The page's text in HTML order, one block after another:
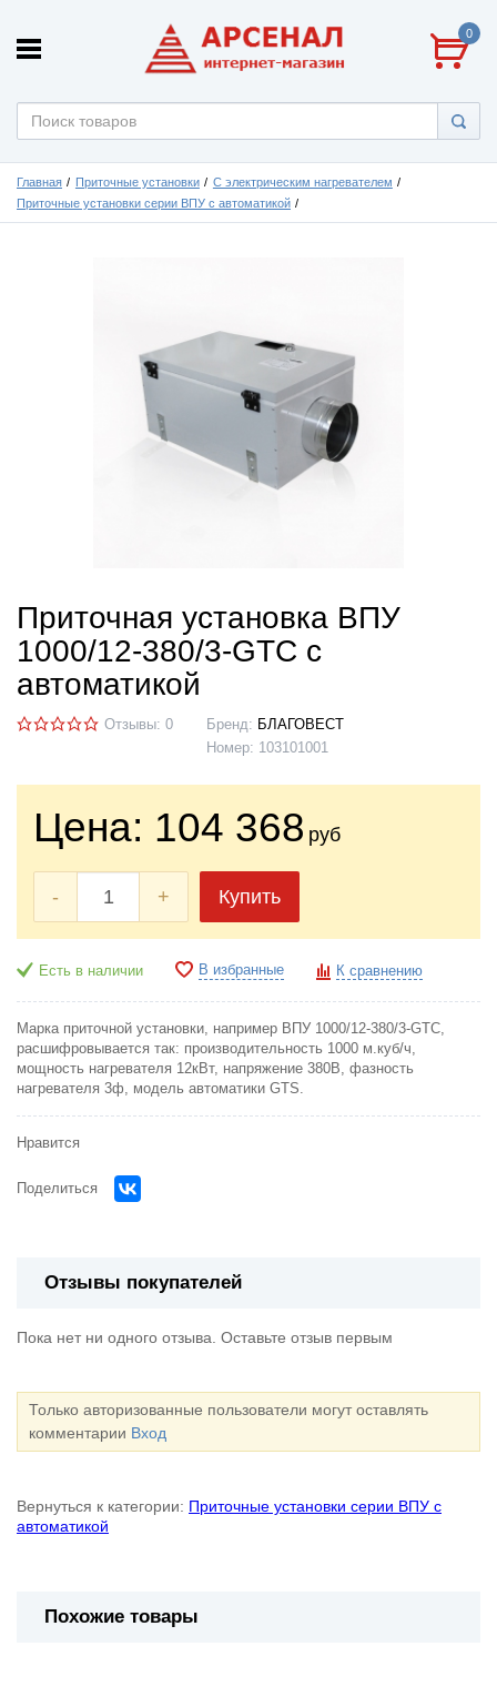
0
Главная Приточные установки
С электрическим нагревателем
Приточные установки серии ВПУ с автоматикой
Приточная установка ВПУ
1000/12-380/3-GTC с
автоматикой
Отзывы: 0 Бренд: БЛАГОВЕСТ
Номер: 103101001
Цена: 104 368 руб
- + Купить
Есть в наличии В избранные К сравнению
Марка приточной установки, например ВПУ 1000/12-380/3-GTC,
расшифровывается так: производительность 1000 м.куб/ч,
мощность нагревателя 12кВт, напряжение 380В, фазность
нагревателя 3ф, модель автоматики GTS.
Нравится
Поделиться
Отзывы покупателей
Пока нет ни одного отзыва. Оставьте отзыв первым
Только авторизованные пользователи могут оставлять
комментарии Вход
Вернуться к категории: Приточные установки серии ВПУ с
автоматикой
Похожие товары